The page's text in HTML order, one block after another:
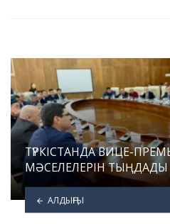
ТҮРКІСТАНДА ВИЦЕ-
МӘСЕЛЕЛЕРІН ТЫҢДАДЫ
АЛДЫҢҒЫ